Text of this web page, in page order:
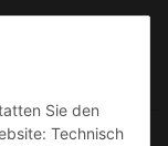
Sie den
Technisch